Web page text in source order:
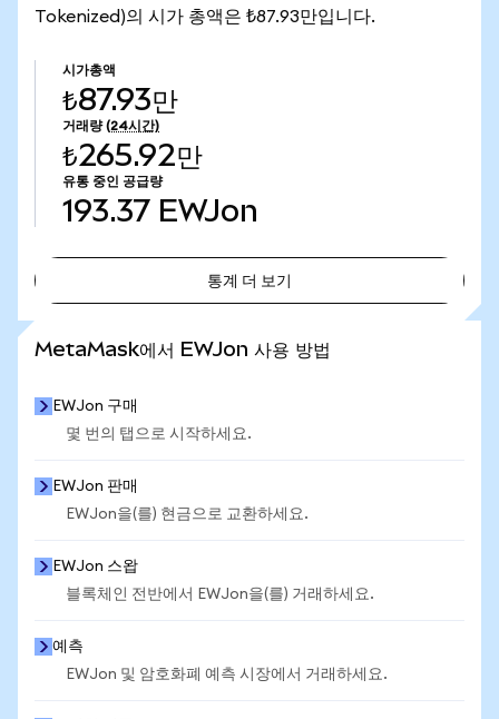
Tokenized)의 시가 총액은 ₺87.93만입니다.
시가총액
₺87.93만
거래량 (24시간)
₺265.92만
유통 중인 공급량
193.37 EWJon
통계 더 보기
MetaMask에서 EWJon 사용 방법
EWJon 구매
몇 번의 탭으로 시작하세요.
EWJon 판매
EWJon을(를) 현금으로 교환하세요.
EWJon 스왑
블록체인 전반에서 EWJon을(를) 거래하세요.
예측
EWJon 및 암호화폐 예측 시장에서 거래하세요.